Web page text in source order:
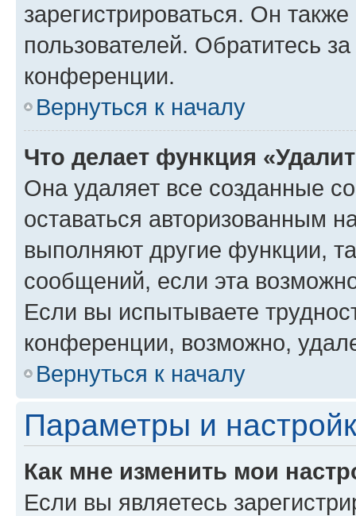
зарегистрироваться. Он
пользователей. Обратитесь
конференции.
Вернуться к началу
Что делает функция
Она удаляет все созданные
оставаться авторизованным
выполняют другие функции,
сообщений, если эта
Если вы испытываете
конференции, возможно,
Вернуться к началу
Параметры и
Как мне изменить мои
Если вы являетесь